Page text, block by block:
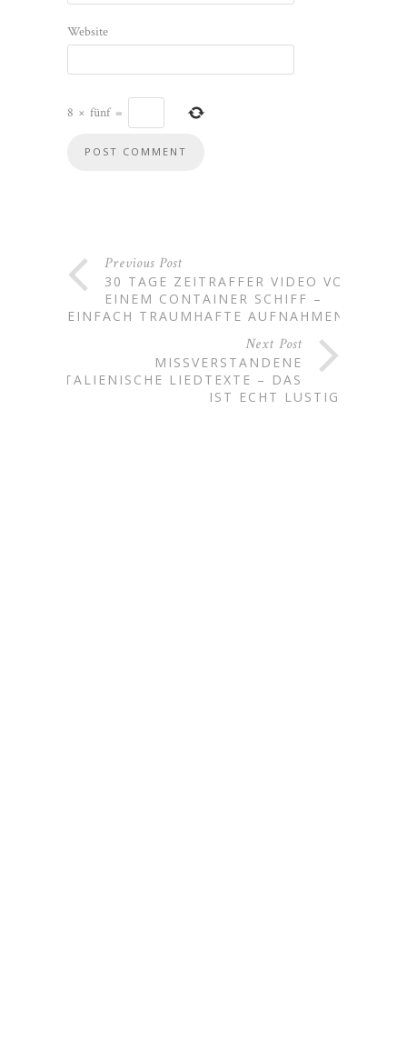
Website
8 × fünf =
Previous Post
30 TAGE ZEITRAFFER VIDEO VON
EINEM CONTAINER SCHIFF –
EINFACH TRAUMHAFTE AUFNAHMEN
Next Post
MISSVERSTANDENE
ITALIENISCHE LIEDTEXTE – DAS
IST ECHT LUSTIG